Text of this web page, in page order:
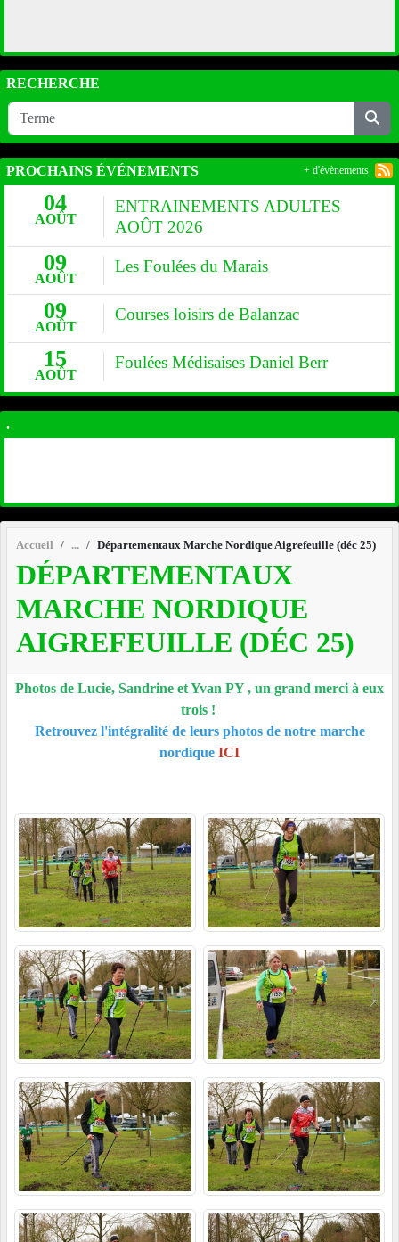
Accueil Départementaux Marche Nordique Aigrefeuille (déc 25)
DÉPARTEMENTAUX
MARCHE NORDIQUE
AIGREFEUILLE (DÉC 25)
Photos de Lucie, Sandrine et Yvan PY , un grand merci à eux
trois !
Retrouvez l'intégralité de leurs photos de notre marche
nordique ICI
RECHERCHE
PROCHAINS ÉVÉNEMENTS
04
AOÛT
ENTRAINEMENTS ADULTES
AOÛT 2026
09
AOÛT
Les Foulées du Marais
09
AOÛT
Courses loisirs de Balanzac
15
AOÛT
Foulées Médisaises Daniel Berr
+ d'évènements
.